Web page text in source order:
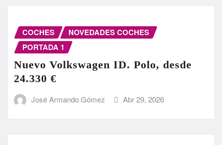
COCHES
NOVEDADES COCHES
PORTADA 1
Nuevo Volkswagen ID. Polo, desde
24.330 €
José Armando Gómez Abr 29, 2026